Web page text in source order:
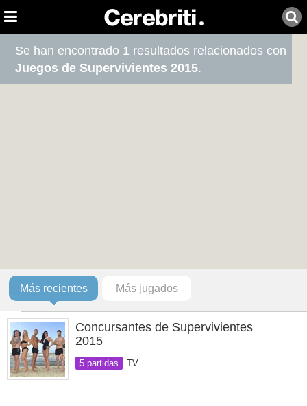
Se han encontrado 1 resultados relacionados con
Juegos de Supervivientes 2015.
Más recientes Más jugados
Concursantes de Supervivientes
2015
5 partidas TV